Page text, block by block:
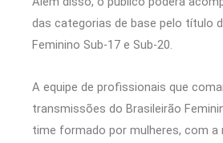
das categorias de base pelo título
Feminino Sub-17 e Sub-20.
A equipe de profissionais que
transmissões do Brasileirão
time formado por mulheres, com a